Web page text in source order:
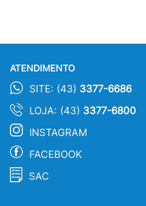
ATENDIMENTO
SITE: (43) 3377-6686
LOJA: (43) 3377-6800
INSTAGRAM
FACEBOOK
SAC